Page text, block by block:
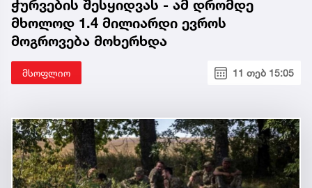
ჭურვების შესყიდვას - ამ დრომდე
მხოლოდ 1.4 მილიარდი ევროს
მოგროვება მოხერხდა
მსოფლიო 11 თებ 15:05